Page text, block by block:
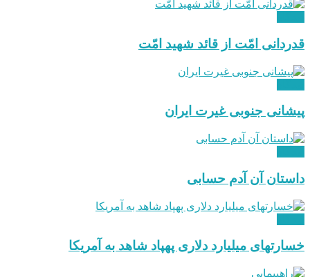
قدردانی امّت از قائد شهید امّت
پیشانی جنوبی غیرت ایران
داستان آن آدم حسابی
خسارتهای میلیارد دلاری پهپاد شاهد به آمریکا